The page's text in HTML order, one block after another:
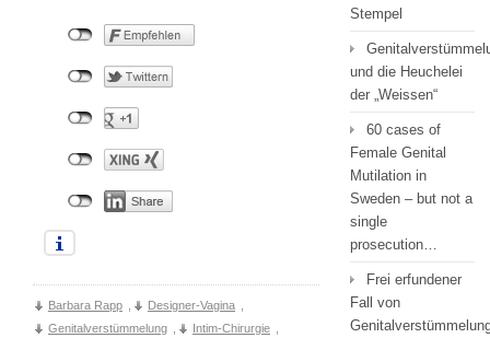
Barbara Rapp Designer-Vagina
Genitalverstümmelung
Intim-Chirurgie
Stempel
und die Heuchelei
der „Weissen“
60 cases of
Female Genital
Mutilation in
Sweden – but not a
single
prosecution…
Frei erfundener
Fall von